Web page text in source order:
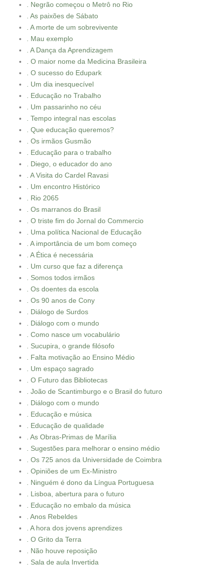
. Negrão começou o Metrô no Rio
. As paixões de Sábato
. A morte de um sobrevivente
. Mau exemplo
. A Dança da Aprendizagem
. O maior nome da Medicina Brasileira
. O sucesso do Edupark
. Um dia inesquecível
. Educação no Trabalho
. Um passarinho no céu
. Tempo integral nas escolas
. Que educação queremos?
. Os irmãos Gusmão
. Educação para o trabalho
. Diego, o educador do ano
. A Visita do Cardel Ravasi
. Um encontro Histórico
. Rio 2065
. Os marranos do Brasil
. O triste fim do Jornal do Commercio
. Uma política Nacional de Educação
. A importância de um bom começo
. A Ética é necessária
. Um curso que faz a diferença
. Somos todos irmãos
. Os doentes da escola
. Os 90 anos de Cony
. Diálogo de Surdos
. Diálogo com o mundo
. Como nasce um vocabulário
. Sucupira, o grande filósofo
. Falta motivação ao Ensino Médio
. Um espaço sagrado
. O Futuro das Bibliotecas
. João de Scantimburgo e o Brasil do futuro
. Diálogo com o mundo
. Educação e música
. Educação de qualidade
. As Obras-Primas de Marília
. Sugestões para melhorar o ensino médio
. Os 725 anos da Universidade de Coimbra
. Opiniões de um Ex-Ministro
. Ninguém é dono da Língua Portuguesa
. Lisboa, abertura para o futuro
. Educação no embalo da música
. Anos Rebeldes
. A hora dos jovens aprendizes
. O Grito da Terra
. Não houve reposição
. Sala de aula Invertida